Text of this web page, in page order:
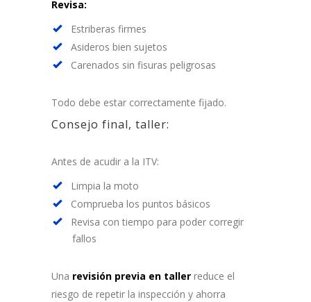
Revisa:
Estriberas firmes
Asideros bien sujetos
Carenados sin fisuras peligrosas
Todo debe estar correctamente fijado.
Consejo final, taller:
Antes de acudir a la ITV:
Limpia la moto
Comprueba los puntos básicos
Revisa con tiempo para poder corregir
fallos
Una revisión previa en taller reduce el
riesgo de repetir la inspección y ahorra